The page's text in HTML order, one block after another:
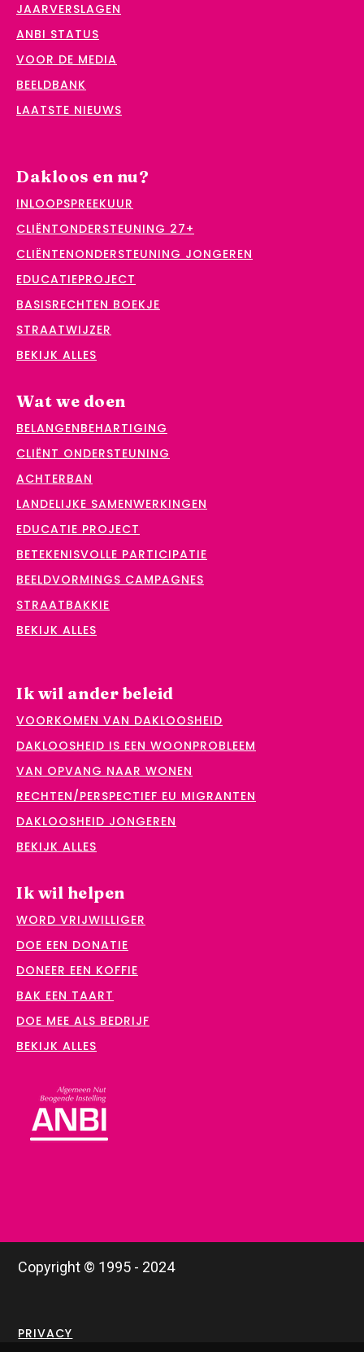
JAARVERSLAGEN
ANBI STATUS
VOOR DE MEDIA
BEELDBANK
LAATSTE NIEUWS
Dakloos en nu?
INLOOPSPREEKUUR
CLIËNTONDERSTEUNING 27+
CLIËNTENONDERSTEUNING JONGEREN
EDUCATIEPROJECT
BASISRECHTEN BOEKJE
STRAATWIJZER
BEKIJK ALLES
Wat we doen
BELANGENBEHARTIGING
CLIËNT ONDERSTEUNING
ACHTERBAN
LANDELIJKE SAMENWERKINGEN
EDUCATIE PROJECT
BETEKENISVOLLE PARTICIPATIE
BEELDVORMINGS CAMPAGNES
STRAATBAKKIE
BEKIJK ALLES
Ik wil ander beleid
VOORKOMEN VAN DAKLOOSHEID
DAKLOOSHEID IS EEN WOONPROBLEEM
VAN OPVANG NAAR WONEN
RECHTEN/PERSPECTIEF EU MIGRANTEN
DAKLOOSHEID JONGEREN
BEKIJK ALLES
Ik wil helpen
WORD VRIJWILLIGER
DOE EEN DONATIE
DONEER EEN KOFFIE
BAK EEN TAART
DOE MEE ALS BEDRIJF
BEKIJK ALLES
Copyright © 1995 - 2024
PRIVACY